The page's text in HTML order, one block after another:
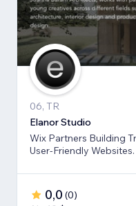
06, TR
Elanor Studio
Wix Partners Building
User-Friendly Websites.
0,0 (0)